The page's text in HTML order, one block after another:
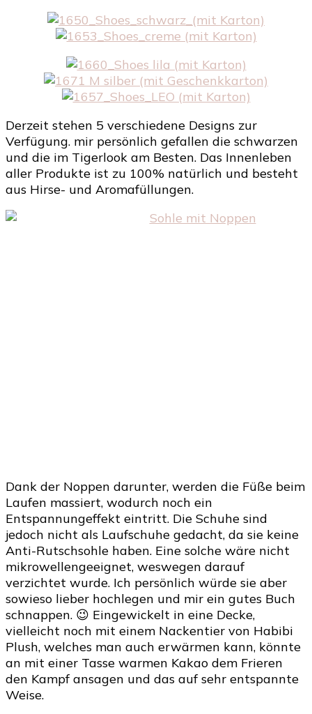
Derzeit stehen 5 verschiedene Designs zur
Verfügung. mir persönlich gefallen die schwarzen
und die im Tigerlook am Besten. Das Innenleben
aller Produkte ist zu 100% natürlich und besteht
aus Hirse- und Aromafüllungen.
Dank der Noppen darunter, werden die Füße beim
Laufen massiert, wodurch noch ein
Entspannungeffekt eintritt. Die Schuhe sind
jedoch nicht als Laufschuhe gedacht, da sie keine
Anti-Rutschsohle haben. Eine solche wäre nicht
mikrowellengeeignet, weswegen darauf
verzichtet wurde. Ich persönlich würde sie aber
sowieso lieber hochlegen und mir ein gutes Buch
schnappen. 😉 Eingewickelt in eine Decke,
vielleicht noch mit einem Nackentier von Habibi
Plush, welches man auch erwärmen kann, könnte
an mit einer Tasse warmen Kakao dem Frieren
den Kampf ansagen und das auf sehr entspannte
Weise.